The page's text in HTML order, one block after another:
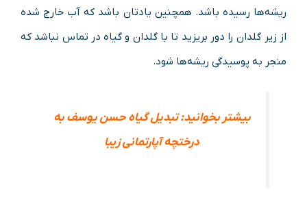
ریشه‌ها رسیده باشد. همچنین یادتان باشد که آب خارج شده
از زیر گلدان را دور بریزید تا با گلدان و گیاه در تماس نباشد که
منجر به پوسیدگی ریشه‌ها شود.
بیشتر بخوانید: تبدیل گیاه حسن یوسف به
درختچه آپارتمانی زیبا